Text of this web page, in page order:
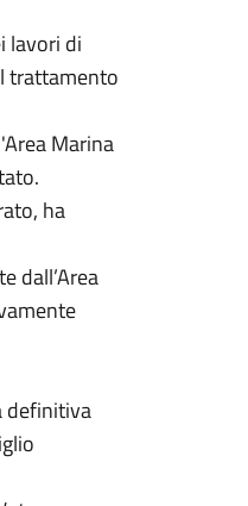
lavori di
trattamento
Marina
ha
dall’Area
definitiva